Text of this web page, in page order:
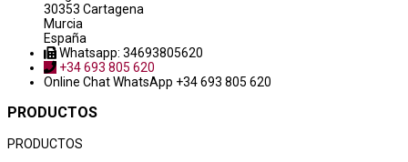
30353 Cartagena
Murcia
España
Whatsapp: 34693805620
+34 693 805 620
Online ChatWhatsApp +34 693 805 620
PRODUCTOS
PRODUCTOS